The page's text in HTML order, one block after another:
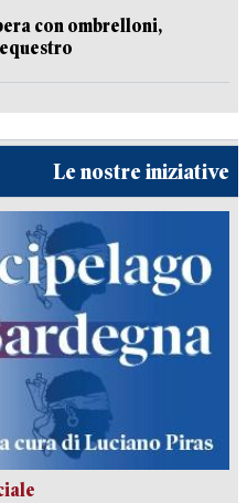
con ombrelloni,
Le nostre iniziative